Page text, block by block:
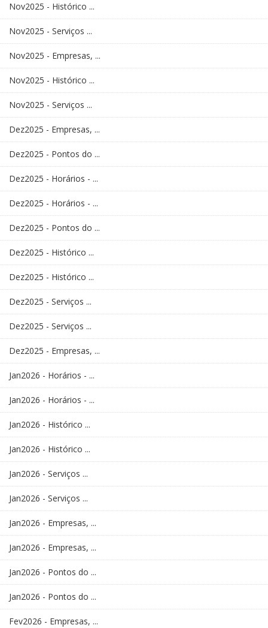
Nov2025 - Histórico ...
Nov2025 - Serviços ...
Nov2025 - Empresas, ...
Nov2025 - Histórico ...
Nov2025 - Serviços ...
Dez2025 - Empresas, ...
Dez2025 - Pontos do ...
Dez2025 - Horários - ...
Dez2025 - Horários - ...
Dez2025 - Pontos do ...
Dez2025 - Histórico ...
Dez2025 - Histórico ...
Dez2025 - Serviços ...
Dez2025 - Serviços ...
Dez2025 - Empresas, ...
Jan2026 - Horários - ...
Jan2026 - Horários - ...
Jan2026 - Histórico ...
Jan2026 - Histórico ...
Jan2026 - Serviços ...
Jan2026 - Serviços ...
Jan2026 - Empresas, ...
Jan2026 - Empresas, ...
Jan2026 - Pontos do ...
Jan2026 - Pontos do ...
Fev2026 - Empresas, ...